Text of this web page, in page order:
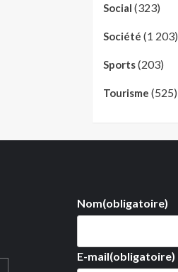
Social (323)
Société (1 203)
Sports(203)
Tourisme (525)
Nom(obligatoire)
E-mail(obligatoire)